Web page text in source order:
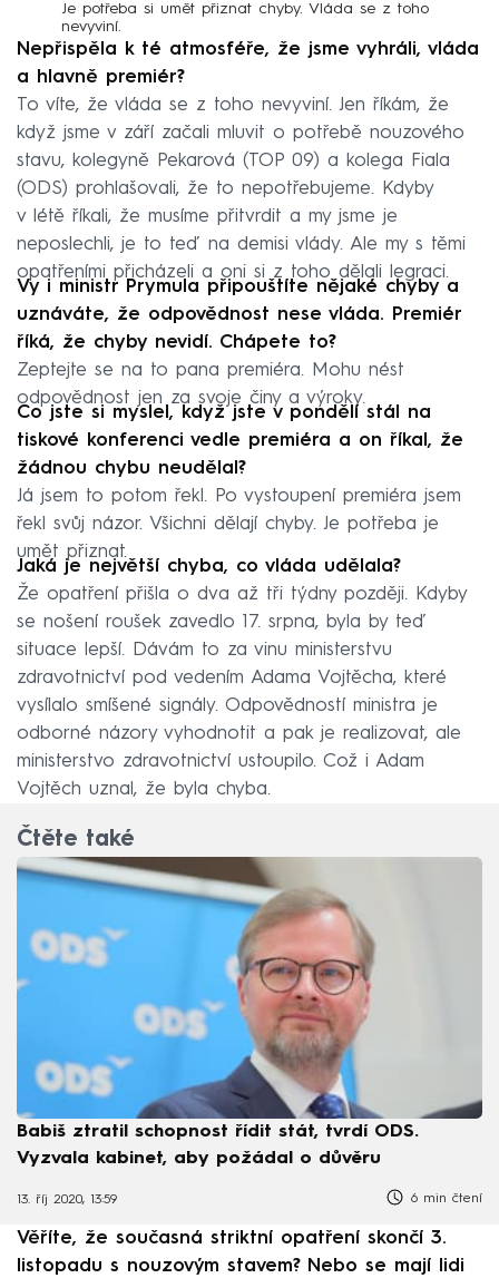
Je potřeba si umět přiznat chyby. Vláda se z toho
nevyviní.
Nepřispěla k té atmosféře, že jsme vyhráli, vláda
a hlavně premiér?
To víte, že vláda se z toho nevyviní. Jen říkám, že
když jsme v září začali mluvit o potřebě nouzového
stavu, kolegyně Pekarová (TOP 09) a kolega Fiala
(ODS) prohlašovali, že to nepotřebujeme. Kdyby
v létě říkali, že musíme přitvrdit a my jsme je
neposlechli, je to teď na demisi vlády. Ale my s těmi
opatřeními přicházeli a oni si z toho dělali legraci.
Vy i ministr Prymula připouštíte nějaké chyby a
uznáváte, že odpovědnost nese vláda. Premiér
říká, že chyby nevidí. Chápete to?
Zeptejte se na to pana premiéra. Mohu nést
odpovědnost jen za svoje činy a výroky.
Co jste si myslel, když jste v pondělí stál na
tiskové konferenci vedle premiéra a on říkal, že
žádnou chybu neudělal?
Já jsem to potom řekl. Po vystoupení premiéra jsem
řekl svůj názor. Všichni dělají chyby. Je potřeba je
umět přiznat.
Jaká je největší chyba, co vláda udělala?
Že opatření přišla o dva až tři týdny později. Kdyby
se nošení roušek zavedlo 17. srpna, byla by teď
situace lepší. Dávám to za vinu ministerstvu
zdravotnictví pod vedením Adama Vojtěcha, které
vysílalo smíšené signály. Odpovědností ministra je
odborné názory vyhodnotit a pak je realizovat, ale
ministerstvo zdravotnictví ustoupilo. Což i Adam
Vojtěch uznal, že byla chyba.
Čtěte také
Babiš ztratil schopnost řídit stát, tvrdí ODS.
Vyzvala kabinet, aby požádal o důvěru
13. říj 2020, 13:59 6 min čtení
Věříte, že současná striktní opatření skončí 3.
listopadu s nouzovým stavem? Nebo se mají lidi